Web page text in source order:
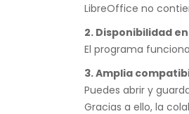
LibreOffice no
2. Disponibilidad
El programa
3. Amplia
Puedes abrir y
Gracias a ello, la